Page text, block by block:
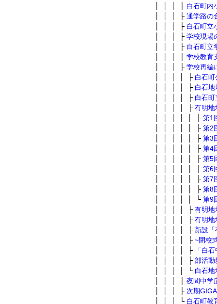
│ │ │ ├ 白石町内
│ │ │ ├ 通学路の
│ │ │ ├ 白石町立
│ │ │ ├ 学校現場
│ │ │ ├ 白石町立
│ │ │ ├ 学校教育
│ │ │ ├ 学校再編
│ │ │ │ ├ 白石
│ │ │ │ ├ 白石
│ │ │ │ ├ 白石
│ │ │ │ ├ 有明地
│ │ │ │ │ ├ 第1
│ │ │ │ │ ├ 第2
│ │ │ │ │ ├ 第3
│ │ │ │ │ ├ 第4
│ │ │ │ │ ├ 第5
│ │ │ │ │ ├ 第6
│ │ │ │ │ ├ 第7
│ │ │ │ │ ├ 第8
│ │ │ │ │ └ 第9
│ │ │ │ ├ 有明地
│ │ │ │ ├ 有明地
│ │ │ │ ├ 新設
│ │ │ │ ├ ~閉校
│ │ │ │ ├
「白
│ │ │ │ ├ 部活動
│ │ │ │ └ 白石
│ │ │ ├ 夜間中学
│ │ │ ├ 次期
│ │ │ └ 白石町教